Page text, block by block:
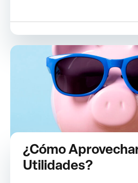
retirar una parte o el total de
ofrecemos 5 consejos
el retiro de tu AFP este 2024.
recomendaciones te
finanzas personales con
tranquilidad financiera.
¿Cómo
Utilidades?